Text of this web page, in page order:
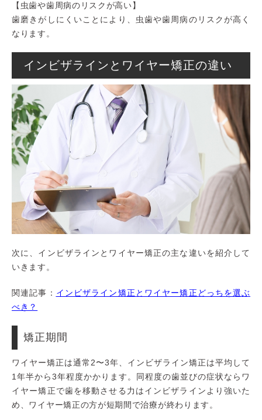
【虫歯や歯周病のリスクが高い】
歯磨きがしにくいことにより、虫歯や歯周病のリスクが高く
なります。
インビザラインとワイヤー矯正の違い
次に、インビザラインとワイヤー矯正の主な違いを紹介して
いきます。
関連記事： インビザライン矯正とワイヤー矯正どっちを選ぶ
べき？
矯正期間
ワイヤー矯正は通常2〜3年、インビザライン矯正は平均して
1年半から3年程度かかります。同程度の歯並びの症状ならワ
イヤー矯正で歯を移動させる力はインビザラインより強いた
め、ワイヤー矯正の方が短期間で治療が終わります。